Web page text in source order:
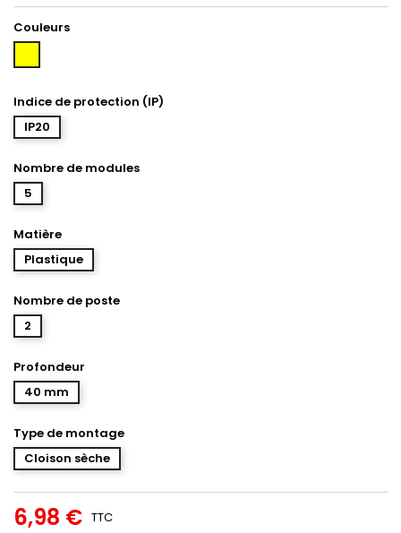
Couleurs
Indice de protection (IP)
IP20
Nombre de modules
5
Matière
Plastique
Nombre de poste
2
Profondeur
40 mm
Type de montage
Cloison sèche
6,98 € TTC